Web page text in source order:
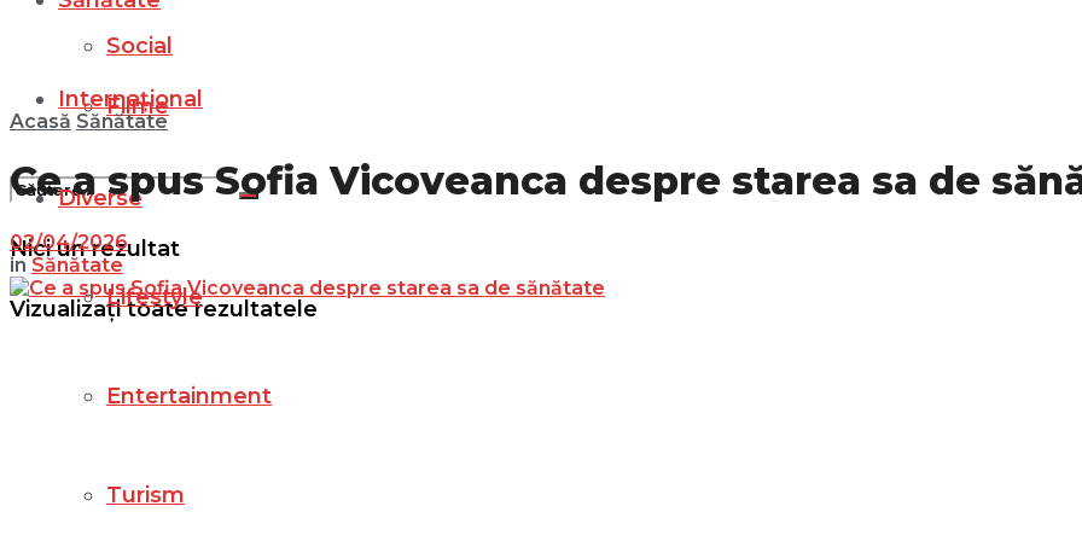
Social
Filme
Nici un rezultat
Vizualizați toate rezultatele
Internațional
Diverse
Lifestyle
Entertainment
Turism
Acasă Sănătate
Ce a spus Sofia Vicoveanca despre starea sa de
02/04/2026
in Sănătate